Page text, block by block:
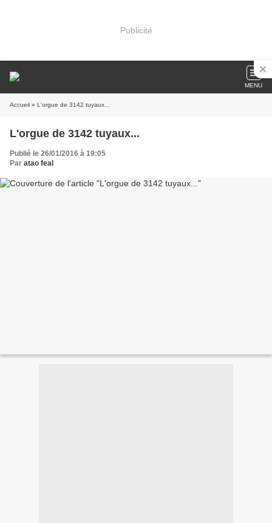
Publicité
MENU
Accueil » L'orgue de 3142 tuyaux...
L'orgue de 3142 tuyaux...
Publié le 26/01/2016 à 19:05
Par atao feal